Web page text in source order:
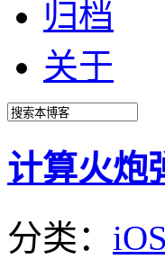
归档
关于
计算火炮
分类： iOS